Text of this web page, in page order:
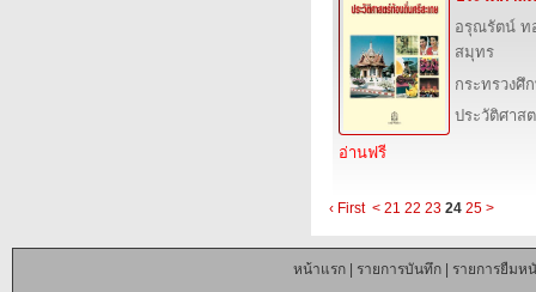
อรุณรัตน์ ท
สมุทร
กระทรวงศึ
ประวัติศาส
อ่านฟรี
‹ First < 21 22 23 24 25 >
หน้าแรก| รายการบันทึก| รายการยืมห